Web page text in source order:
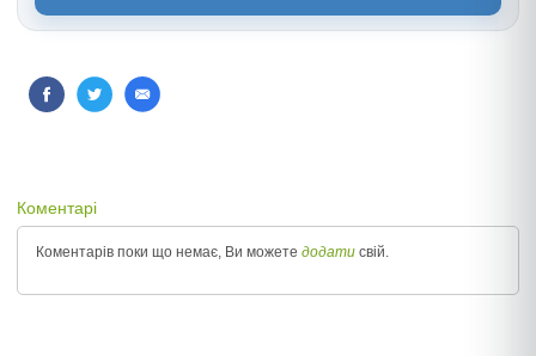
Коментарі
Коментарів поки що немає, Ви можете додати свій.